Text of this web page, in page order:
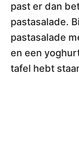
past er dan
pastasalade.
pastasalade
en een
tafel hebt